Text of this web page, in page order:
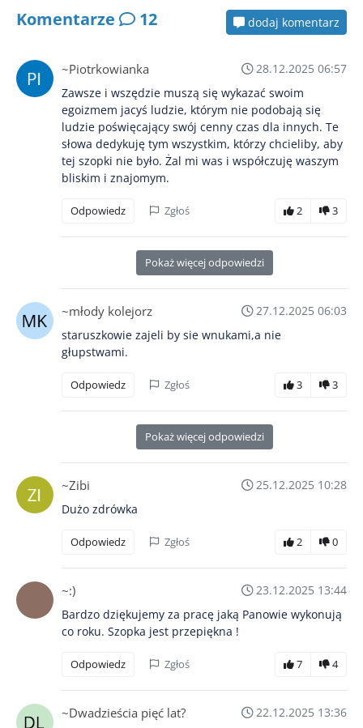
Komentarze 12 dodaj komentarz
~Piotrkowianka
28.12.2025 06:57
Zawsze i wszędzie muszą się wykazać swoim
egoizmem jacyś ludzie, którym nie podobają się
ludzie poświęcający swój cenny czas dla innych. Te
słowa dedykuję tym wszystkim, którzy chcieliby, aby
tej szopki nie było. Żal mi was i współczuję waszym
bliskim i znajomym.
Odpowiedz Zgłoś 2 3
Pokaż więcej odpowiedzi
~młody kolejorz
27.12.2025 06:03
staruszkowie zajeli by sie wnukami,a nie
głupstwami.
Odpowiedz Zgłoś 3 3
Pokaż więcej odpowiedzi
~Zibi
25.12.2025 10:28
Dużo zdrówka
Odpowiedz Zgłoś 2 0
~:)
23.12.2025 13:44
Bardzo dziękujemy za pracę jaką Panowie wykonują
co roku. Szopka jest przepiękna !
Odpowiedz Zgłoś 7 4
~Dwadzieścia pięć lat?
22.12.2025 13:36